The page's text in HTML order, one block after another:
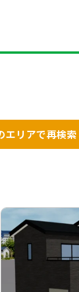
エリアで再検索